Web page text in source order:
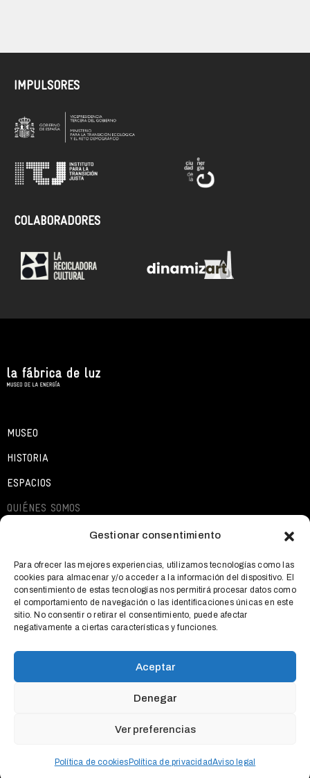
Gestionar consentimiento
Para ofrecer las mejores experiencias, utilizamos tecnologías como las
cookies para almacenar y/o acceder a la información del dispositivo. El
consentimiento de estas tecnologías nos permitirá procesar datos como
el comportamiento de navegación o las identificaciones únicas en este
sitio. No consentir o retirar el consentimiento, puede afectar
negativamente a ciertas características y funciones.
Aceptar
Denegar
Ver preferencias
Política de cookies Política de privacidadAviso legal
IMPULSORES
COLABORADORES
MUSEO
HISTORIA
ESPACIOS
QUIÉNES SOMOS
QUÉ OFRECEMOS
NOTICIAS
CONTACTO
POLÍTICA DE COOKIES